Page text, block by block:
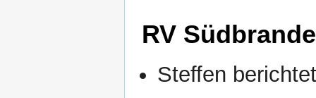
RV
Steffen